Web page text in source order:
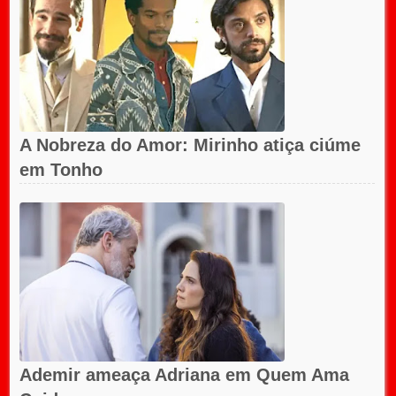
A Nobreza do Amor: Mirinho atiça ciúme
em Tonho
Ademir ameaça Adriana em Quem Ama